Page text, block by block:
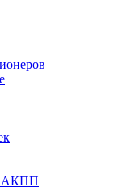
АКПП